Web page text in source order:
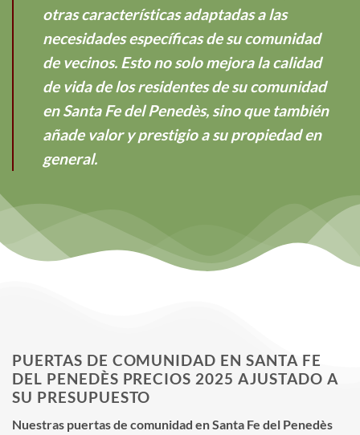
otras características adaptadas a las
necesidades específicas de su comunidad
de vecinos. Esto no solo mejora la calidad
de vida de los residentes de su comunidad
en Santa Fe del Penedès, sino que también
añade valor y prestigio a su propiedad en
general.
PUERTAS DE COMUNIDAD EN SANTA FE
DEL PENEDÈS PRECIOS 2025 AJUSTADO A
SU PRESUPUESTO
Nuestras puertas de comunidad en Santa Fe del Penedès